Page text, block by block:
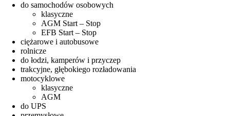
do samochodów osobowych
klasyczne
AGM Start – Stop
EFB Start – Stop
ciężarowe i autobusowe
rolnicze
do łodzi, kamperów i przyczep
trakcyjne, głębokiego rozładowania
motocyklowe
klasyczne
AGM
do UPS